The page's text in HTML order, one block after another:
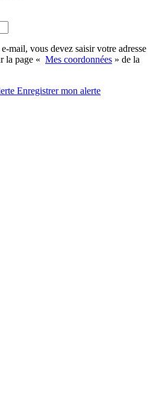
mail, vous devez saisir votre adresse
la page « Mes coordonnées » de la
Enregistrermon alerte